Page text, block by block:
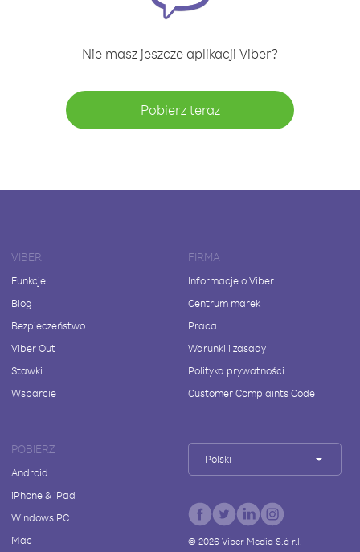
Nie masz jeszcze aplikacji Viber?
Pobierz teraz
VIBER
Funkcje
Blog
Bezpieczeństwo
Viber Out
Stawki
Wsparcie
FIRMA
Informacje o Viber
Centrum marek
Praca
Warunki i zasady
Polityka prywatności
Customer Complaints Code
POBIERZ
Android
iPhone & iPad
Windows PC
Mac
Polski
© 2026Viber Media S.à r.l.